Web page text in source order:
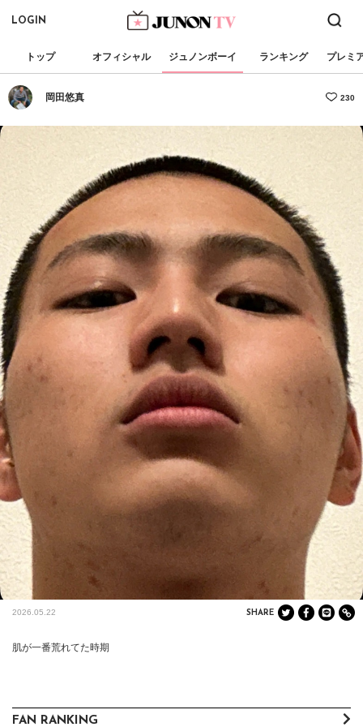
LOGIN
トップ オフィシャル ジュノンボーイ ランキング プレミ
岡田悠真 230
2026.05.22 SHARE
肌が一番荒れてた時期
FAN RANKING